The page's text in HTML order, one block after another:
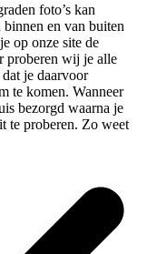
foto’s kan
en van buiten
op onze site de
proberen wij je alle
je daarvoor
te komen. Wanneer
bezorgd waarna je
te proberen. Zo weet